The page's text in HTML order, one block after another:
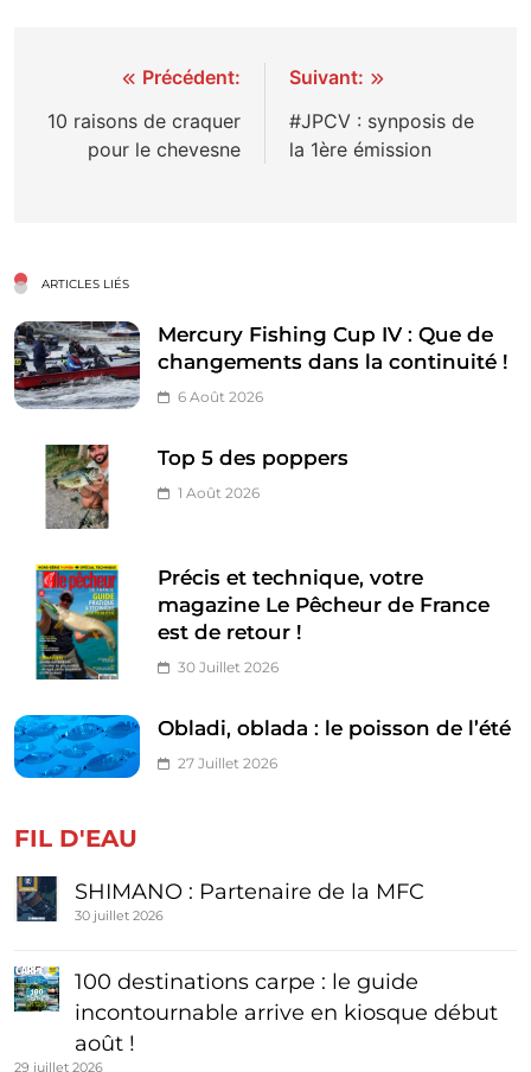
Navigation
de
l’article
Précédent:
10 raisons de craquer
pour le chevesne
Suivant:
#JPCV : synposis de
la 1ère émission
ARTICLES LIÉS
Mercury Fishing Cup IV : Que de
changements dans la continuité !
6 Août 2026
Top 5 des poppers
1 Août 2026
Précis et technique, votre
magazine Le Pêcheur de France
est de retour !
30 Juillet 2026
Obladi, oblada : le poisson de l’été
27 Juillet 2026
FIL D'EAU
SHIMANO : Partenaire de la MFC
30 juillet 2026
100 destinations carpe : le guide
incontournable arrive en kiosque début
août !
29 juillet 2026